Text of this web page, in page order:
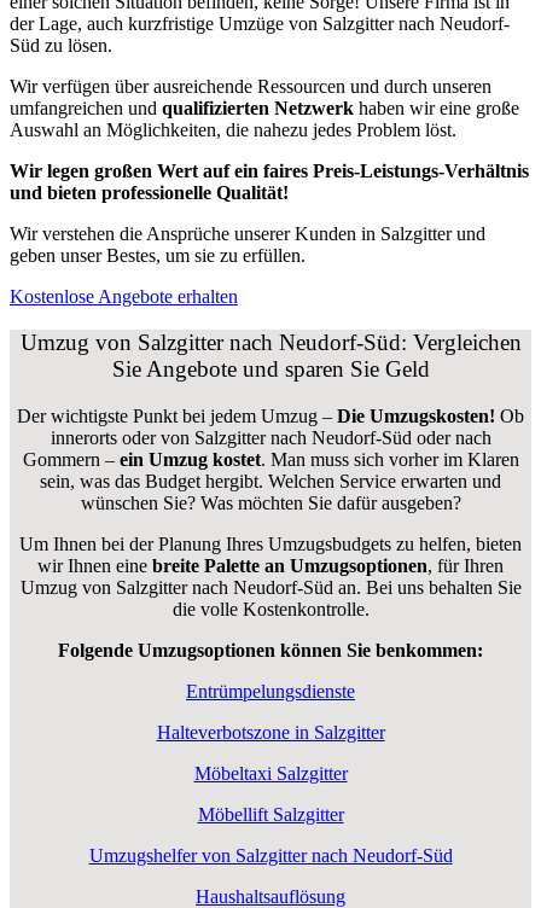
der Lage, auch kurzfristige Umzüge von Salzgitter nach Neudorf-
Süd zu lösen.
Wir verfügen über ausreichende Ressourcen und durch unseren
umfangreichen und qualifizierten Netzwerk haben wir eine große
Auswahl an Möglichkeiten, die nahezu jedes Problem löst.
Wir legen großen Wert auf ein faires Preis-Leistungs-Verhältnis
und bieten professionelle Qualität!
Wir verstehen die Ansprüche unserer Kunden in Salzgitter und
geben unser Bestes, um sie zu erfüllen.
Kostenlose Angebote erhalten
Umzug von Salzgitter nach Neudorf-Süd: Vergleichen
Sie Angebote und sparen Sie Geld
Der wichtigste Punkt bei jedem Umzug – Die Umzugskosten! Ob
innerorts oder von Salzgitter nach Neudorf-Süd oder nach
Gommern – ein Umzug kostet. Man muss sich vorher im Klaren
sein, was das Budget hergibt. Welchen Service erwarten und
wünschen Sie? Was möchten Sie dafür ausgeben?
Um Ihnen bei der Planung Ihres Umzugsbudgets zu helfen, bieten
wir Ihnen eine breite Palette an Umzugsoptionen, für Ihren
Umzug von Salzgitter nach Neudorf-Süd an. Bei uns behalten Sie
die volle Kostenkontrolle.
Folgende Umzugsoptionen können Sie benkommen:
Entrümpelungsdienste
Halteverbotszone in Salzgitter
Möbeltaxi Salzgitter
Möbellift Salzgitter
Umzugshelfer von Salzgitter nach Neudorf-Süd
Haushaltsauflösung